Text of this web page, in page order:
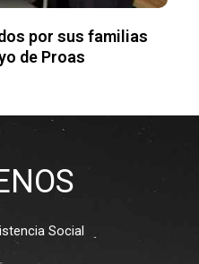
por sus familias
de Proas
Social